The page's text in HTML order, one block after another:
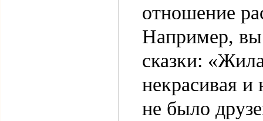
отношение
Например, вы
сказки:
некрасивая и
не было